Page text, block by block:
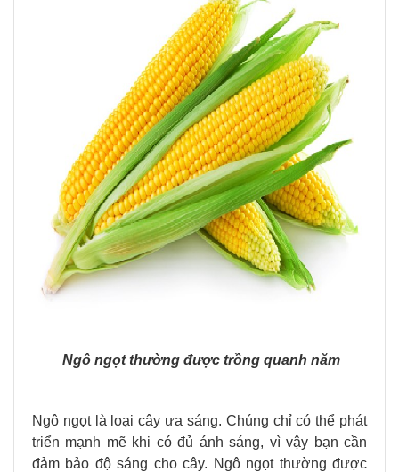
Ngô ngọt thường được trồng quanh năm
Ngô ngọt là loại cây ưa sáng. Chúng chỉ có thể phát
triển mạnh mẽ khi có đủ ánh sáng, vì vậy bạn cần
đảm bảo độ sáng cho cây. Ngô ngọt thường được